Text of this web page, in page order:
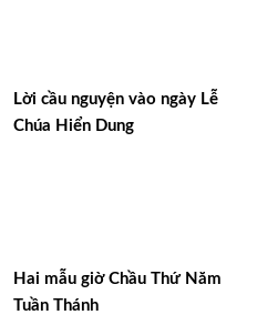
Lời cầu nguyện vào ngày Lễ
Chúa Hiển Dung
Hai mẫu giờ Chầu Thứ Năm
Tuần Thánh